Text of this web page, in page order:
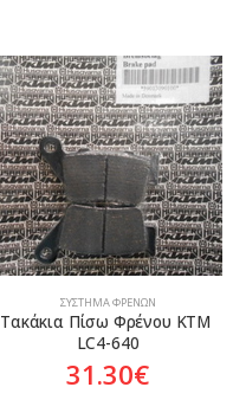
ΣΎΣΤΗΜΑ ΦΡΈΝΩΝ
Τακάκια Πίσω Φρένου KTM
LC4-640
31.30€